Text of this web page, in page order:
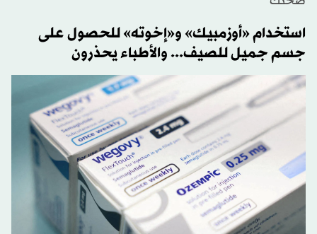
استخدام «أوزمبيك» و«إخوته» للحصول على
جسم جميل للصيف... والأطباء يحذرون